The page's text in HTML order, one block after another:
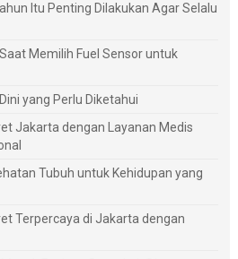
Itu Penting Dilakukan Agar Selalu
Memilih Fuel Sensor untuk
yang Perlu Diketahui
Jakarta dengan Layanan Medis
Tubuh untuk Kehidupan yang
Terpercaya di Jakarta dengan